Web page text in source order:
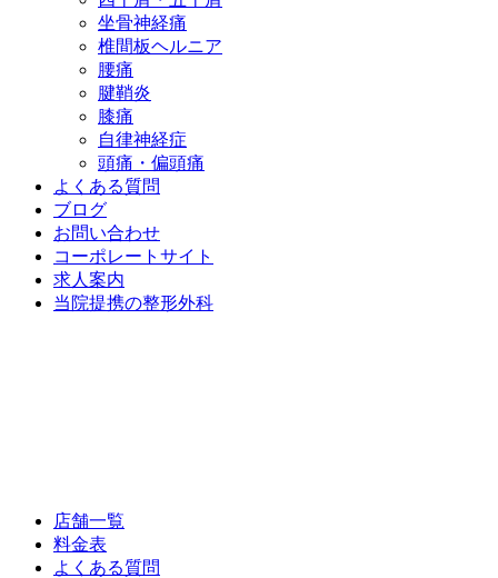
坐骨神経痛
椎間板ヘルニア
腰痛
腱鞘炎
膝痛
自律神経症
頭痛・偏頭痛
よくある質問
ブログ
お問い合わせ
コーポレートサイト
求人案内
当院提携の整形外科
店舗一覧
料金表
よくある質問